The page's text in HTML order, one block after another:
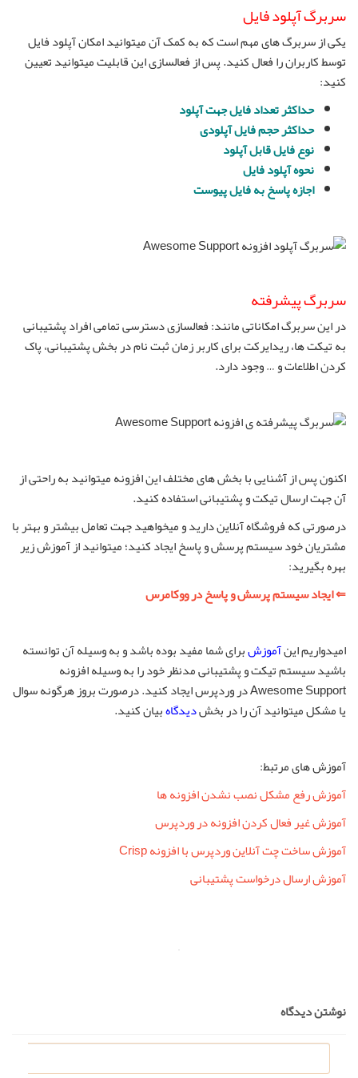
سربرگ آپلود فایل
یکی از سربرگ های مهم است که به کمک آن میتوانید امکان آپلود فایل
توسط کاربران را فعال کنید. پس از فعالسازی این قابلیت میتوانید تعیین
کنید:
حداکثر تعداد فایل جهت آپلود
حداکثر حجم فایل آپلودی
نوع فایل قابل آپلود
نحوه آپلود فایل
اجازه پاسخ به فایل پیوست
سربرگ پیشرفته
در این سربرگ امکاناتی مانند: فعالسازی دسترسی تمامی افراد پشتیبانی
به تیکت ها، ریدایرکت برای کاربر زمان ثبت نام در بخش پشتیبانی، پاک
کردن اطلاعات و … وجود دارد.
اکنون پس از آشنایی با بخش های مختلف این افزونه میتوانید به راحتی از
آن جهت ارسال تیکت و پشتیبانی استفاده کنید.
درصورتی که فروشگاه آنلاین دارید و میخواهید جهت تعامل بیشتر و بهتر با
مشتریان خود سیستم پرسش و پاسخ ایجاد کنید؛ میتوانید از آموزش زیر
بهره بگیرید:
⇐ ایجاد سیستم پرسش و پاسخ در ووکامرس
امیدواریم اینآموزشبرای شما مفید بوده باشد و به وسیله آن توانسته
باشید سیستم تیکت و پشتیبانی مدنظر خود را به وسیله افزونه
Awesome Support در وردپرس ایجاد کنید. درصورت بروز هرگونه سوال
یا مشکل میتوانید آن را در بخشدیدگاهبیان کنید.
آموزش های مرتبط:
آموزش رفع مشکل نصب نشدن افزونه ها
آموزش غیر فعال کردن افزونه در وردپرس
آموزش ساخت چت آنلاین وردپرس با افزونه Crisp
آموزش ارسال درخواست پشتیبانی
نوشتن دیدگاه